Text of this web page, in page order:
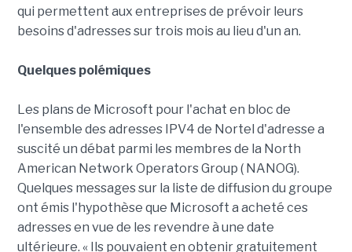
qui permettent aux entreprises de prévoir leurs
besoins d'adresses sur trois mois au lieu d'un an.
Quelques polémiques
Les plans de Microsoft pour l'achat en bloc de
l'ensemble des adresses IPV4 de Nortel d'adresse a
suscité un débat parmi les membres de la North
American Network Operators Group ( NANOG).
Quelques messages sur la liste de diffusion du groupe
ont émis l'hypothèse que Microsoft a acheté ces
adresses en vue de les revendre à une date
ultérieure. « Ils pouvaient en obtenir gratuitement